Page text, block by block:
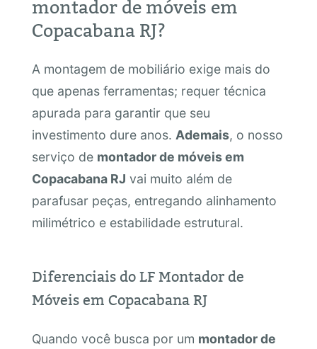
montador de móveis em
Copacabana RJ?
A montagem de mobiliário exige mais do
que apenas ferramentas; requer técnica
apurada para garantir que seu
investimento dure anos. Ademais, o nosso
serviço de montador de móveis em
Copacabana RJ vai muito além de
parafusar peças, entregando alinhamento
milimétrico e estabilidade estrutural.
Diferenciais do LF Montador de
Móveis em Copacabana RJ
Quando você busca por um montador de